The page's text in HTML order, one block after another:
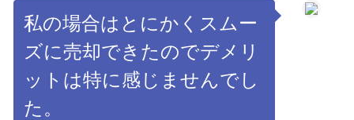
私の場合はとにかくスムー
ズに売却できたのでデメリ
ットは特に感じませんでし
た。